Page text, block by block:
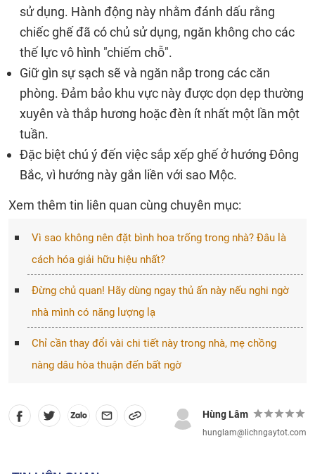
sử dụng. Hành động này nhằm đánh dấu rằng
chiếc ghế đã có chủ sử dụng, ngăn không cho các
thế lực vô hình "chiếm chỗ".
Giữ gìn sự sạch sẽ và ngăn nắp trong các căn
phòng. Đảm bảo khu vực này được dọn dẹp thường
xuyên và thắp hương hoặc đèn ít nhất một lần một
tuần.
Đặc biệt chú ý đến việc sắp xếp ghế ở hướng Đông
Bắc, vì hướng này gắn liền với sao Mộc.
Xem thêm tin liên quan cùng chuyên mục:
Vì sao không nên đặt bình hoa trống trong nhà? Đâu là
cách hóa giải hữu hiệu nhất?
Đừng chủ quan! Hãy dùng ngay thủ ấn này nếu nghi ngờ
nhà mình có năng lượng lạ
Chỉ cần thay đổi vài chi tiết này trong nhà, mẹ chồng
nàng dâu hòa thuận đến bất ngờ
Hùng Lâm
hunglam@lichngaytot.com